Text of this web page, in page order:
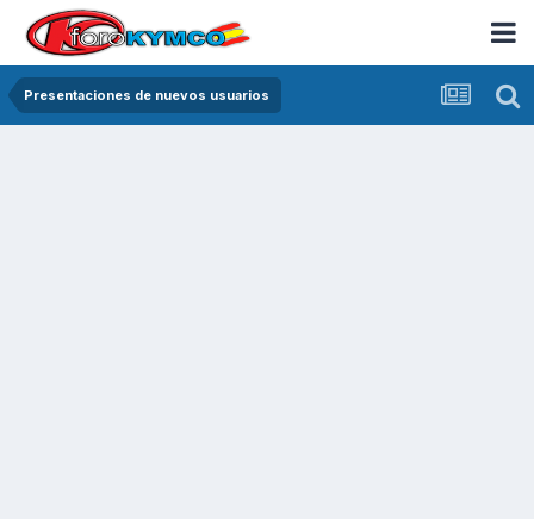
Presentaciones de nuevos usuarios